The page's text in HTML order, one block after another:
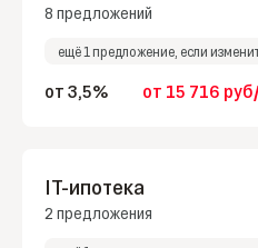
8 предложений
ещё 1 предложение, если
от 3,5% от 15 716
весь срок
IT-ипотека
2 предложения